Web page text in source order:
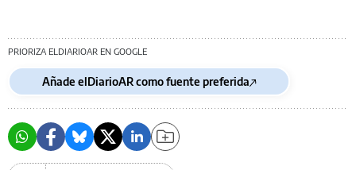
PRIORIZA ELDIARIOAR EN GOOGLE
Añade elDiarioAR como fuente preferida